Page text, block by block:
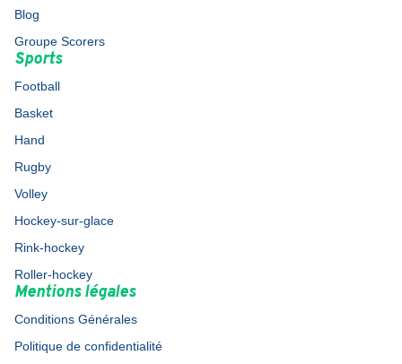
Blog
Groupe Scorers
Sports
Football
Basket
Hand
Rugby
Volley
Hockey-sur-glace
Rink-hockey
Roller-hockey
Mentions légales
Conditions Générales
Politique de confidentialité